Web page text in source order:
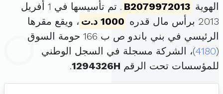
الهوية B2079972013
. تم تأسيسها في 1 أفريل
2013 برأس مال قدره
1000 د.ت
، ويقع مقرها
الرئيسي في بني باندو ص ب 166 حومة السوق
(
4180)، الشركة مسجلة في السجل الوطني
للمؤسسات تحت الرقم 1294326H
.